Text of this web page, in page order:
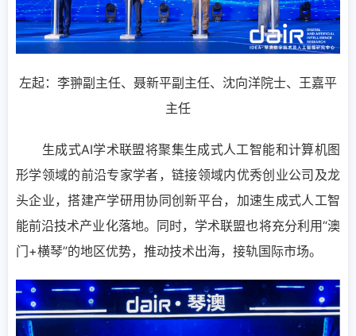
左起：李翀副主任、聂新平副主任、沈向洋院士、王嘉平
主任
生成式AI学术联盟将聚集生成式人工智能和计算机图
形学领域的前沿专家学者，链接领域内优秀创业公司及龙
头企业，搭建产学研用协同创新平台，加速生成式人工智
能前沿技术产业化落地。同时，学术联盟也将充分利用“澳
门+横琴”的地区优势，推动技术出海，接轨国际市场。